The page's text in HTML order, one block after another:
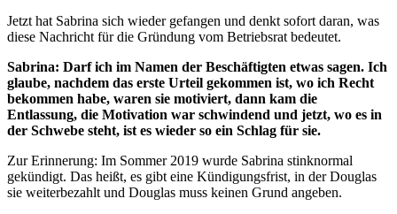
Jetzt hat Sabrina sich wieder gefangen und denkt sofort daran, was
diese Nachricht für die Gründung vom Betriebsrat bedeutet.
Sabrina: Darf ich im Namen der Beschäftigten etwas sagen. Ich
glaube, nachdem das erste Urteil gekommen ist, wo ich Recht
bekommen habe, waren sie motiviert, dann kam die
Entlassung, die Motivation war schwindend und jetzt, wo es in
der Schwebe steht, ist es wieder so ein Schlag für sie.
Zur Erinnerung: Im Sommer 2019 wurde Sabrina stinknormal
gekündigt. Das heißt, es gibt eine Kündigungsfrist, in der Douglas
sie weiterbezahlt und Douglas muss keinen Grund angeben.